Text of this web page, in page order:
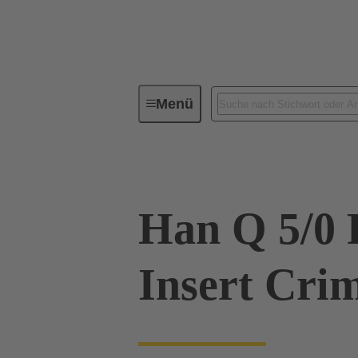
MenüIndustrie-Steckverbinder / Han®
Han Q 5/0
Insert